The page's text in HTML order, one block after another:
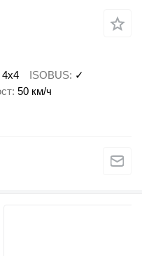
4x4 ISOBUS ✓
50 км/ч